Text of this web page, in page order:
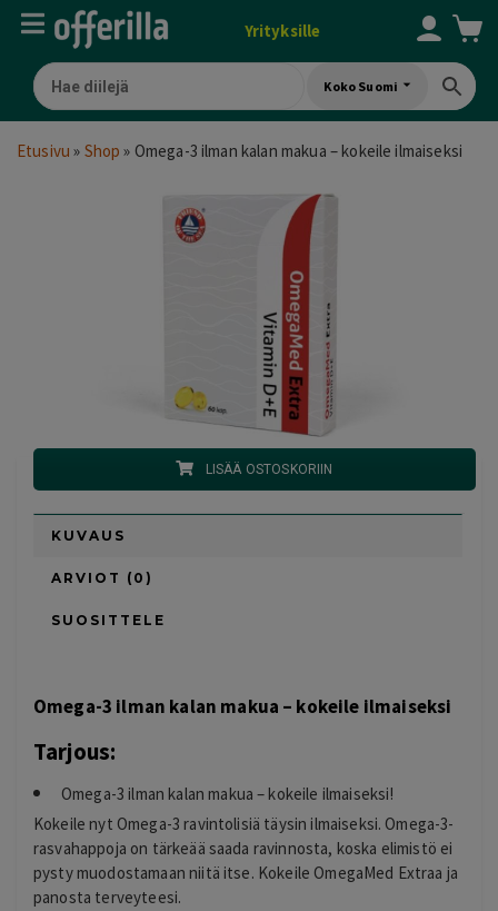
Yrityksille
Koko Suomi
Etusivu » Shop » Omega-3 ilman kalan makua – kokeile ilmaiseksi
LISÄÄ OSTOSKORIIN
KUVAUS
ARVIOT (0)
SUOSITTELE
Omega-3 ilman kalan makua – kokeile ilmaiseksi
Tarjous:
Omega-3 ilman kalan makua – kokeile ilmaiseksi!
Kokeile nyt Omega-3 ravintolisiä täysin ilmaiseksi. Omega-3-
rasvahappoja on tärkeää saada ravinnosta, koska elimistö ei
pysty muodostamaan niitä itse. Kokeile OmegaMed Extraa ja
panosta terveyteesi.